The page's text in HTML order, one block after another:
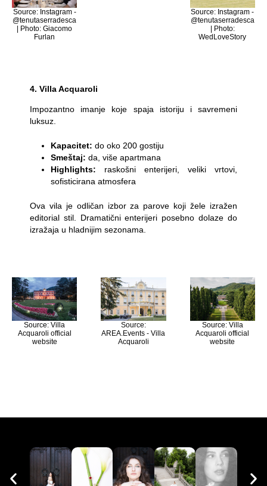
Source: Instagram -
@tenutaserradesca
| Photo: Giacomo
Furlan
Source: Instagram -
@tenutaserradesca
| Photo:
WedLoveStory
4. Villa Acquaroli
Impozantno imanje koje spaja istoriju i savremeni
luksuz.
Kapacitet: do oko 200 gostiju
Smeštaj: da, više apartmana
Highlights: raskošni enterijeri, veliki vrtovi,
sofisticirana atmosfera
Ova vila je odličan izbor za parove koji žele izražen
editorial stil. Dramatični enterijeri posebno dolaze do
izražaja u hladnijim sezonama.
Source: Villa
Acquaroli official
website
Source:
AREA.Events - Villa
Acquaroli
Source: Villa
Acquaroli official
website